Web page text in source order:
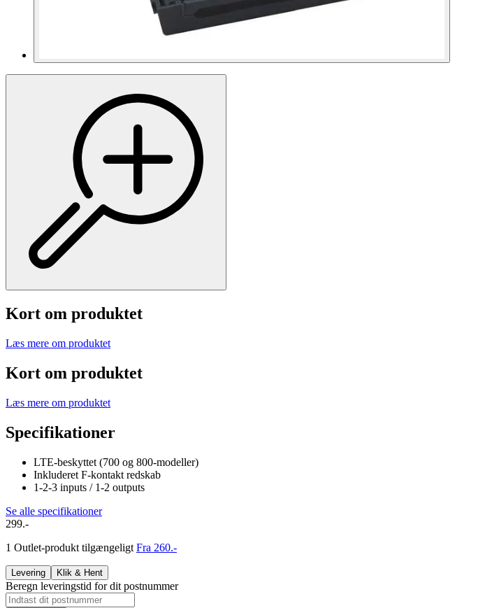
Kort om produktet
Læs mere om produktet
Kort om produktet
Læs mere om produktet
Specifikationer
LTE-beskyttet (700 og 800-modeller)
Inkluderet F-kontakt redskab
1-2-3 inputs / 1-2 outputs
Se alle specifikationer
299.-
1 Outlet-produkt tilgængeligt Fra 260.-
Levering Klik & Hent
Beregn leveringstid for dit postnummer